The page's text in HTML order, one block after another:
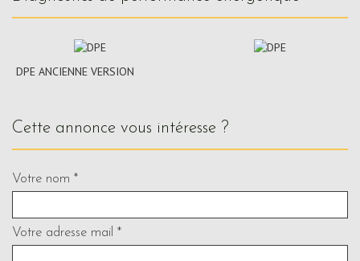
DPE ANCIENNE VERSION
cette annonce vous intéresse ?
Votre nom *
Votre adresse mail *